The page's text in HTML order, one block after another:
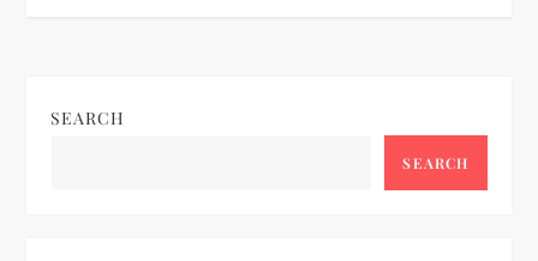
a
SEARCH
SEARCH